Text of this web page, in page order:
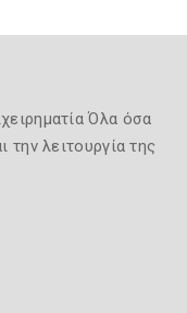
Όλα όσα
την λειτουργία της